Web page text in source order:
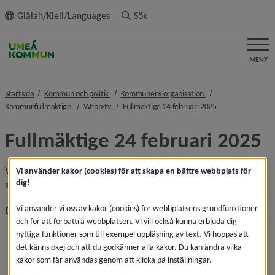
innehållet
Giälah/Kieli/Languages Sök
MENY
Startsida Kommun och politik nivå i brödsmulenavigeringen
Kommunens organisation nivå i
Kommunfullmäktige nivå i brödsmulenavigeringen
Webb-tv nivå i brödsmulenavigeringen
Fullmäktige 24 februari 2025nivå i
Fullmäktige 24 februari 2025
Videoinspelning (två delar) från kommunfullmäktiges
sammanträde.
Del 1
Vi använder kakor (cookies) för att skapa en bättre webbplats för
dig!
Vi använder vi oss av kakor (cookies) för webbplatsens grundfunktioner
och för att förbättra webbplatsen. Vi vill också kunna erbjuda dig
nyttiga funktioner som till exempel uppläsning av text. Vi hoppas att
det känns okej och att du godkänner alla kakor. Du kan ändra vilka
kakor som får användas genom att klicka på inställningar.